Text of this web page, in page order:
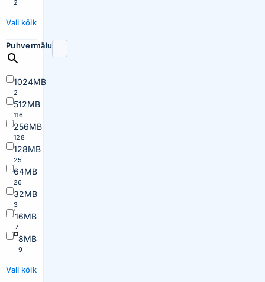
2
Vali kõik
Puhvermälu
1024MB
2
512MB
116
256MB
128
128MB
25
64MB
26
32MB
3
16MB
7
8MB
9
Vali kõik